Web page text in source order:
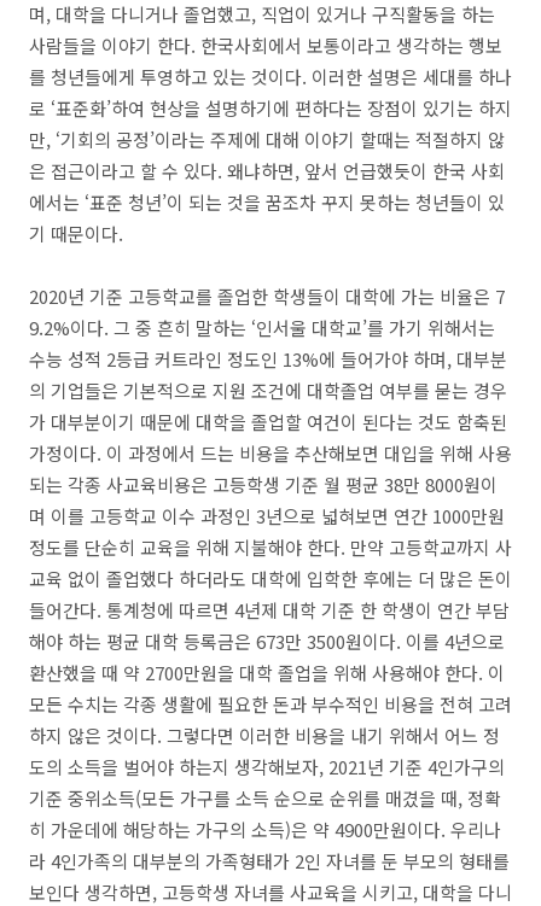
며, 대학을 다니거나 졸업했고, 직업이 있거나 구직활동을 하는
사람들을 이야기 한다. 한국사회에서 보통이라고 생각하는 행보
를 청년들에게 투영하고 있는 것이다. 이러한 설명은 세대를 하나
로 ‘표준화’하여 현상을 설명하기에 편하다는 장점이 있기는 하지
만, ‘기회의 공정’이라는 주제에 대해 이야기 할때는 적절하지 않
은 접근이라고 할 수 있다. 왜냐하면, 앞서 언급했듯이 한국 사회
에서는 ‘표준 청년’이 되는 것을 꿈조차 꾸지 못하는 청년들이 있
기 때문이다.
2020년 기준 고등학교를 졸업한 학생들이 대학에 가는 비율은 7
9.2%이다. 그 중 흔히 말하는 ‘인서울 대학교’를 가기 위해서는
수능 성적 2등급 커트라인 정도인 13%에 들어가야 하며, 대부분
의 기업들은 기본적으로 지원 조건에 대학졸업 여부를 묻는 경우
가 대부분이기 때문에 대학을 졸업할 여건이 된다는 것도 함축된
가정이다. 이 과정에서 드는 비용을 추산해보면 대입을 위해 사용
되는 각종 사교육비용은 고등학생 기준 월 평균 38만 8000원이
며 이를 고등학교 이수 과정인 3년으로 넓혀보면 연간 1000만원
정도를 단순히 교육을 위해 지불해야 한다. 만약 고등학교까지 사
교육 없이 졸업했다 하더라도 대학에 입학한 후에는 더 많은 돈이
들어간다. 통계청에 따르면 4년제 대학 기준 한 학생이 연간 부담
해야 하는 평균 대학 등록금은 673만 3500원이다. 이를 4년으로
환산했을 때 약 2700만원을 대학 졸업을 위해 사용해야 한다. 이
모든 수치는 각종 생활에 필요한 돈과 부수적인 비용을 전혀 고려
하지 않은 것이다. 그렇다면 이러한 비용을 내기 위해서 어느 정
도의 소득을 벌어야 하는지 생각해보자, 2021년 기준 4인가구의
기준 중위소득(모든 가구를 소득 순으로 순위를 매겼을 때, 정확
히 가운데에 해당하는 가구의 소득)은 약 4900만원이다. 우리나
라4인가족의 대부분의 가족형태가 2인 자녀를 둔 부모의 형태를
보인다 생각하면, 고등학생 자녀를 사교육을 시키고, 대학을 다니